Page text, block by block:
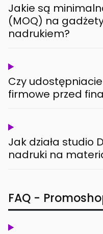
Jakie są
(MOQ) na
nadrukiem?
Czy
firmowe przed
Jak działa studio
nadruki na
FAQ -